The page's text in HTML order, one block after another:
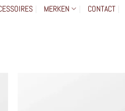
MERKEN CONTACT